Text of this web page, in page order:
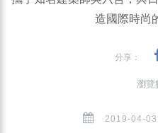
造國際時尚
分享：
瀏覽
2019-04-